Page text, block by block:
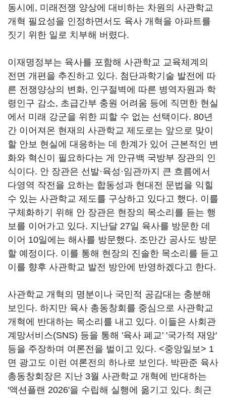
동시에, 미래전쟁 양상에 대비하는 차원의 사관학교
개혁 필요성을 인정하면서도 육사 개혁을 아파트를
짓기 위한 일로 치부해 버렸다.
이재명정부는 육사를 포함해 사관학교 교육체계의
전면 개편을 추진하고 있다. 첨단과학기술 발전에 따
른 전쟁양상의 변화, 인구절벽에 따른 병역자원과 학
령인구 감소, 초급간부 충원 어려움 등에 직면한 현실
에서 미래 강군을 위한 피할 수 없는 선택이다. 80년
간 이어져온 현재의 사관학교 제도로는 앞으로 맞이
할 안보 현실에 대응하는 데 한계가 있어 근본적인 변
화와 혁신이 필요하다는 게 안규백 국방부 장관의 인
식이다. 안 장관은 선발·육성·임관까지 큰 흐름에서
다영역 작전을 요하는 합동성과 현대전 문법을 익힐
수 있는 사관학교 제도를 구상하고 있다고 했다. 이를
구체화하기 위해 안 장관은 현장의 목소리를 듣는 행
보를 이어가고 있다. 지난달 27일 육사를 방문한 데
이어 10일에는 해사를 방문했다. 조만간 공사도 방문
할 예정이다. 이를 통해 현장의 진솔한 목소리를 듣고
이를 향후 사관학교 발전 방안에 반영하겠다고 한다.
사관학교 개혁의 명분이나 국민적 공감대는 충분해
보인다. 하지만 육사 총동창회를 중심으로 사관학교
개혁에 반대하는 목소리를 내고 있다. 이들은 사회관
계망서비스(SNS) 등을 통해 '육사 폐교' '국가적 재앙'
등을 주장하며 여론전을 벌이고 있다. <중앙일보> 1
면 광고도 이런 여론전의 하나로 보인다. 박판준 육사
총동창회장은 지난 3월 사관학교 개혁에 반대하는
'액션플랜 2026'을 수립해 실행에 옮기고 있다. 최근